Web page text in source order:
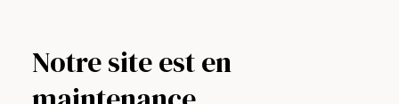
Notre site est en